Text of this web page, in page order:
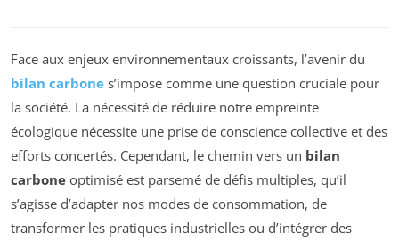
Face aux enjeux environnementaux croissants, l’avenir du
bilan carbone s’impose comme une question cruciale pour
la société. La nécessité de réduire notre empreinte
écologique nécessite une prise de conscience collective et des
efforts concertés. Cependant, le chemin vers un bilan
carbone optimisé est parsemé de défis multiples, qu’il
s’agisse d’adapter nos modes de consommation, de
transformer les pratiques industrielles ou d’intégrer des